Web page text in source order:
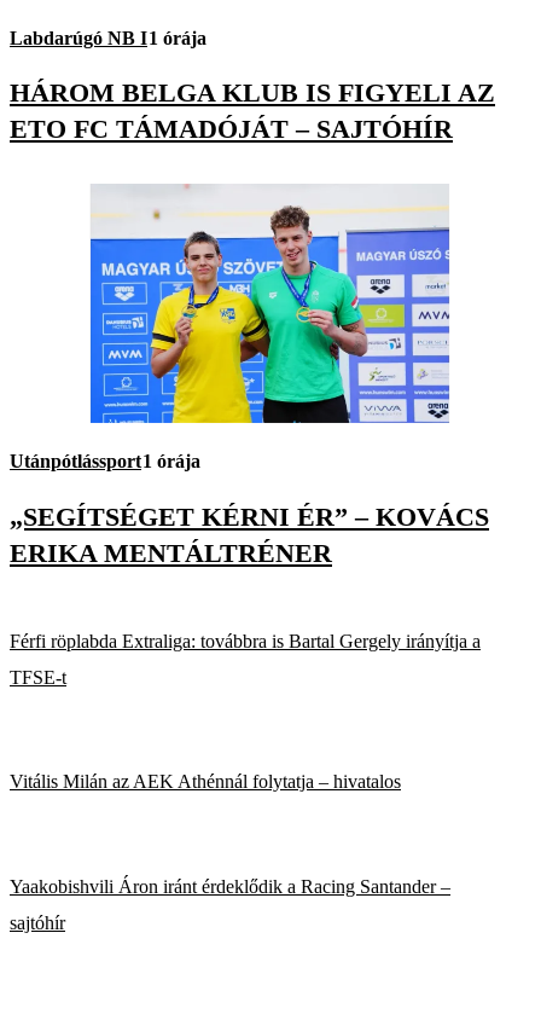
Labdarúgó NB I1 órája
HÁROM BELGA KLUB IS FIGYELI AZ
ETO FC TÁMADÓJÁT – SAJTÓHÍR
Utánpótlássport1 órája
„SEGÍTSÉGET KÉRNI ÉR” – KOVÁCS
ERIKA MENTÁLTRÉNER
Férfi röplabda Extraliga: továbbra is Bartal Gergely irányítja a
TFSE-t
Vitális Milán az AEK Athénnál folytatja – hivatalos
Yaakobishvili Áron iránt érdeklődik a Racing Santander –
sajtóhír